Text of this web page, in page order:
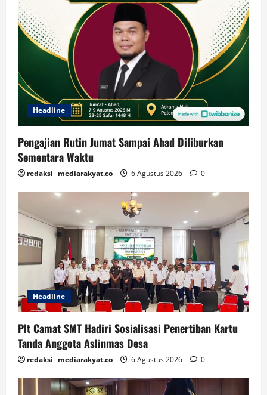
Headline
Pengajian Rutin Jumat Sampai Ahad Diliburkan
Sementara Waktu
redaksi_ mediarakyat.co 6 Agustus 2026 0
Headline
Plt Camat SMT Hadiri Sosialisasi Penertiban Kartu
Tanda Anggota Aslinmas Desa
redaksi_ mediarakyat.co 6 Agustus 2026 0